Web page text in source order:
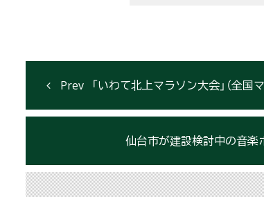
「いわて北上マラソン大会」（全
仙台市が建設検討中の音楽